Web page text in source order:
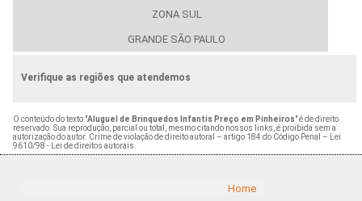
ZONA SUL
GRANDE SÃO PAULO
Verifique as regiões que atendemos
O conteúdo do texto "Aluguel de Brinquedos Infantis Preço em Pinheiros" é de direito
reservado. Sua reprodução, parcial ou total, mesmo citando nossos links, é proibida sem a
autorização do autor. Crime de violação de direito autoral – artigo 184 do Código Penal – Lei
9610/98 - Lei de direitos autorais.
Home